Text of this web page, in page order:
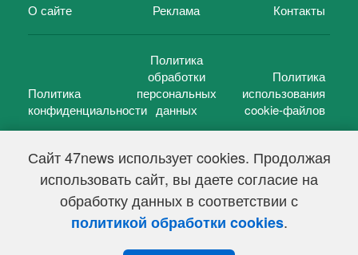
Сайт 47news использует cookies. Продолжая
использовать сайт, вы даете согласие на
обработку данных в соответствии с
политикой обработки cookies.
О сайте Реклама Контакты
Политика
конфиденциальности
Политика
обработки
персональных
данных
Политика
использования
cookie-файлов
47 новостей (47 news)2005 — 2026 г.
Свидетельство о регистрации СМИ Эл № ФС 77-39848, выдано
Федеральной службой по надзору в сфере связи,
информационных технологий и массовых коммуникаций